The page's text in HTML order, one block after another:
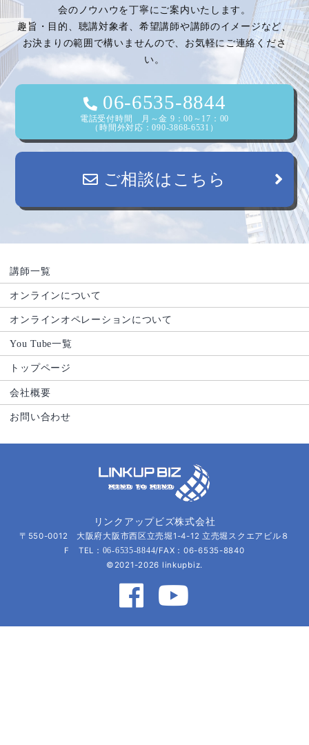
会のノウハウを丁寧にご案内いたします。
趣旨・目的、聴講対象者、希望講師や講師のイメージなど、
お決まりの範囲で構いませんので、お気軽にご連絡くださ
い。
06-6535-8844
電話受付時間 月～金 9：00～17：00
（時間外対応：090-3868-6531）
ご相談はこちら
講師一覧
オンラインについて
オンラインオペレーションについて
You Tube一覧
トップページ
会社概要
お問い合わせ
リンクアップビズ株式会社
〒550-0012 大阪府大阪市西区立売堀1-4-12 立売堀スクエアビル８
F TEL： 06-6535-8844/FAX：06-6535-8840
©2021-2026 linkupbiz.